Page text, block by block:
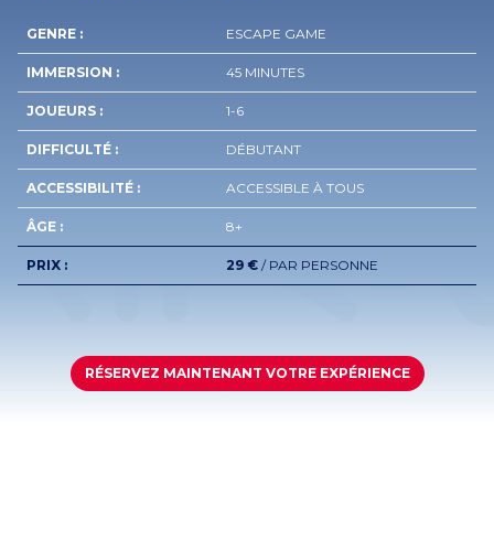
GENRE : ESCAPE GAME
IMMERSION : 45 MINUTES
JOUEURS : 1-6
DIFFICULTÉ : DÉBUTANT
ACCESSIBILITÉ : ACCESSIBLE À TOUS
ÂGE : 8+
PRIX : 29 € / PAR PERSONNE
RÉSERVEZ MAINTENANT VOTRE EXPÉRIENCE